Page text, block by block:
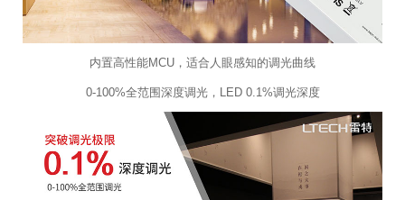
内置高性能MCU，适合人眼感知的调光曲线
0-100%全范围深度调光，LED 0.1%调光深度